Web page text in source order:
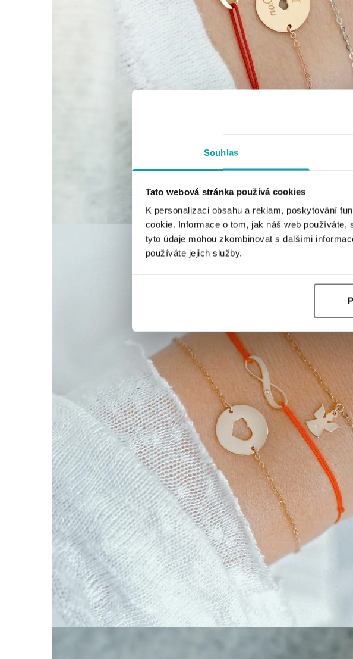
Souhlas
Tato webová stránka používá cookies
K personalizaci obsahu a reklam, poskytování
cookie. Informace o tom, jak náš web
tyto údaje mohou zkombinovat s dalšími
používáte jejich služby.